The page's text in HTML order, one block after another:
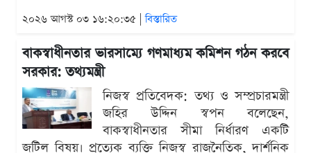
২০২৬ আগস্ট ০৩ ১৬:২০:৩৫ |বিস্তারিত
বাকস্বাধীনতার ভারসাম্যে গণমাধ্যম কমিশন গঠন করবে
সরকার: তথ্যমন্ত্রী
নিজস্ব প্রতিবেদক: তথ্য ও সম্প্রচারমন্ত্রী
জহির উদ্দিন স্বপন বলেছেন,
বাকস্বাধীনতার সীমা নির্ধারণ একটি
জটিল বিষয়। প্রত্যেক ব্যক্তি নিজস্ব রাজনৈতিক, দার্শনিক